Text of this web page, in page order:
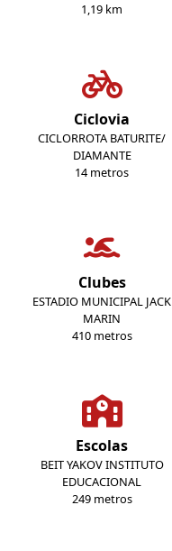
1,19 km
Ciclovia
CICLORROTA BATURITE/
DIAMANTE
14 metros
Clubes
ESTADIO MUNICIPAL JACK
MARIN
410 metros
Escolas
BEIT YAKOV INSTITUTO
EDUCACIONAL
249 metros